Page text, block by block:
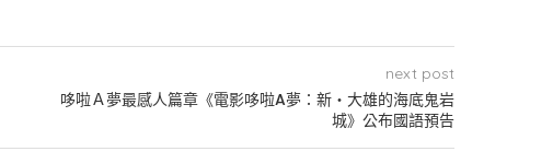
next post
哆啦Ａ夢最感人篇章《電影哆啦A夢：新‧大雄的海底鬼岩
城》公布國語預告